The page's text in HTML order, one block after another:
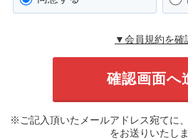
▼会員規約を確
※ご記入頂いたメールアドレス宛てに
をお送りいたしま